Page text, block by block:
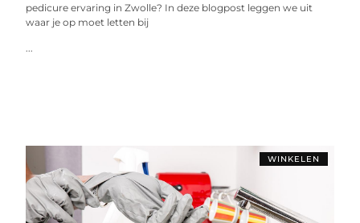
pedicure ervaring in Zwolle? In deze blogpost leggen we uit
waar je op moet letten bij
...
WINKELEN